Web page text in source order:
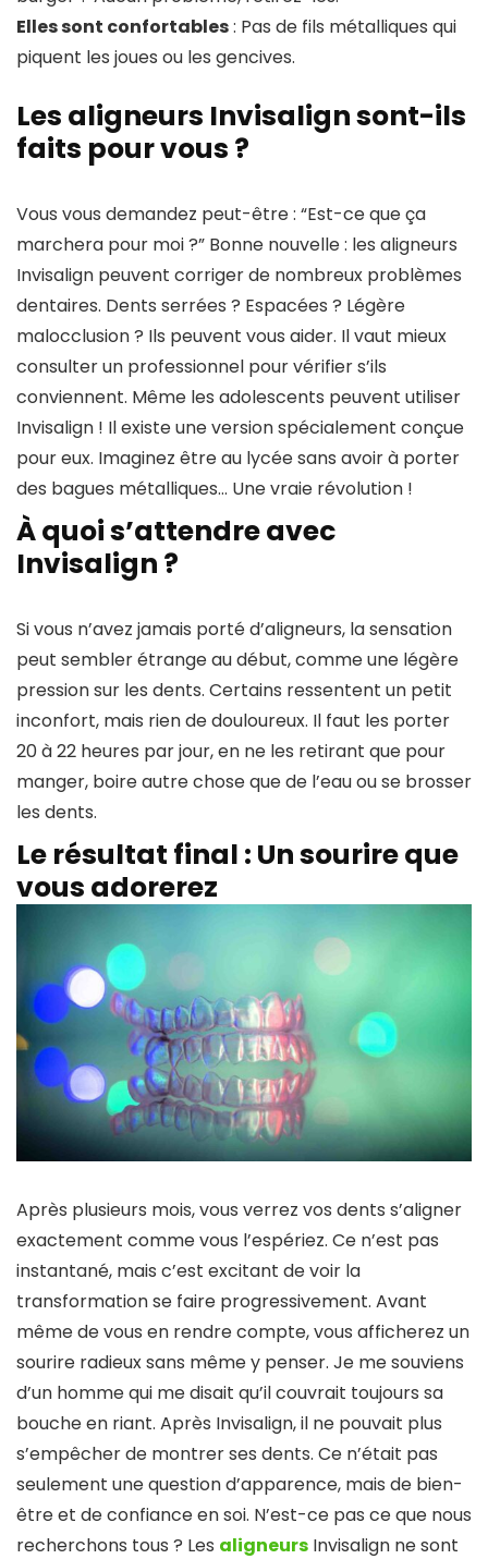
Elles sont confortables: Pas de fils métalliques qui
piquent les joues ou les gencives.
Les aligneurs Invisalign sont-ils
faits pour vous ?
Vous vous demandez peut-être : “Est-ce que ça
marchera pour moi ?” Bonne nouvelle : les aligneurs
Invisalign peuvent corriger de nombreux problèmes
dentaires. Dents serrées ? Espacées ? Légère
malocclusion ? Ils peuvent vous aider. Il vaut mieux
consulter un professionnel pour vérifier s’ils
conviennent. Même les adolescents peuvent utiliser
Invisalign ! Il existe une version spécialement conçue
pour eux. Imaginez être au lycée sans avoir à porter
des bagues métalliques… Une vraie révolution !
À quoi s’attendre avec
Invisalign ?
Si vous n’avez jamais porté d’aligneurs, la sensation
peut sembler étrange au début, comme une légère
pression sur les dents. Certains ressentent un petit
inconfort, mais rien de douloureux. Il faut les porter
20 à 22 heures par jour, en ne les retirant que pour
manger, boire autre chose que de l’eau ou se brosser
les dents.
Le résultat final : Un sourire que
vous adorerez
Après plusieurs mois, vous verrez vos dents s’aligner
exactement comme vous l’espériez. Ce n’est pas
instantané, mais c’est excitant de voir la
transformation se faire progressivement. Avant
même de vous en rendre compte, vous afficherez un
sourire radieux sans même y penser. Je me souviens
d’un homme qui me disait qu’il couvrait toujours sa
bouche en riant. Après Invisalign, il ne pouvait plus
s’empêcher de montrer ses dents. Ce n’était pas
seulement une question d’apparence, mais de bien-
être et de confiance en soi. N’est-ce pas ce que nous
recherchons tous ? Les aligneurs Invisalign ne sont